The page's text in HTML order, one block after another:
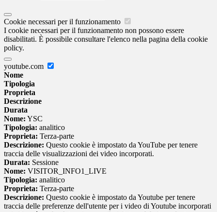
Cookie necessari per il funzionamento
I cookie necessari per il funzionamento non possono essere
disabilitati. È possibile consultare l'elenco nella pagina della cookie
policy.
youtube.com
Nome
Tipologia
Proprieta
Descrizione
Durata
Nome: YSC
Tipologia: analitico
Proprieta: Terza-parte
Descrizione: Questo cookie è impostato da YouTube per tenere
traccia delle visualizzazioni dei video incorporati.
Durata: Sessione
Nome: VISITOR_INFO1_LIVE
Tipologia: analitico
Proprieta: Terza-parte
Descrizione: Questo cookie è impostato da Youtube per tenere
traccia delle preferenze dell'utente per i video di Youtube incorporati